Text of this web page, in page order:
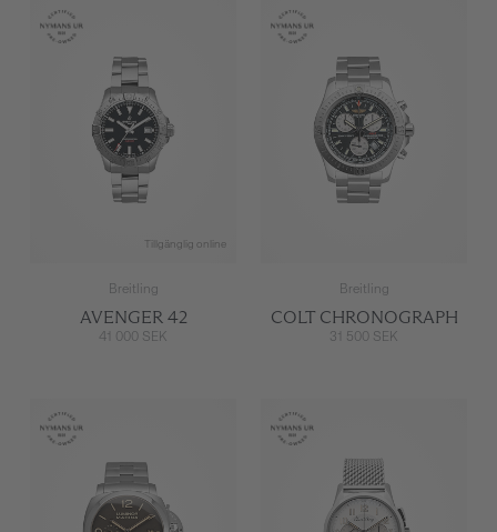
Tillgänglig online
Breitling
AVENGER 42
41 000 SEK
Breitling
COLT CHRONOGRAPH
31 500 SEK